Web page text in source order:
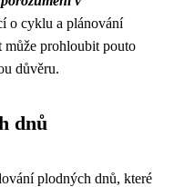
o cyklu a plánování
může prohloubit pouto
důvěru.
dnů
plodných dnů, které